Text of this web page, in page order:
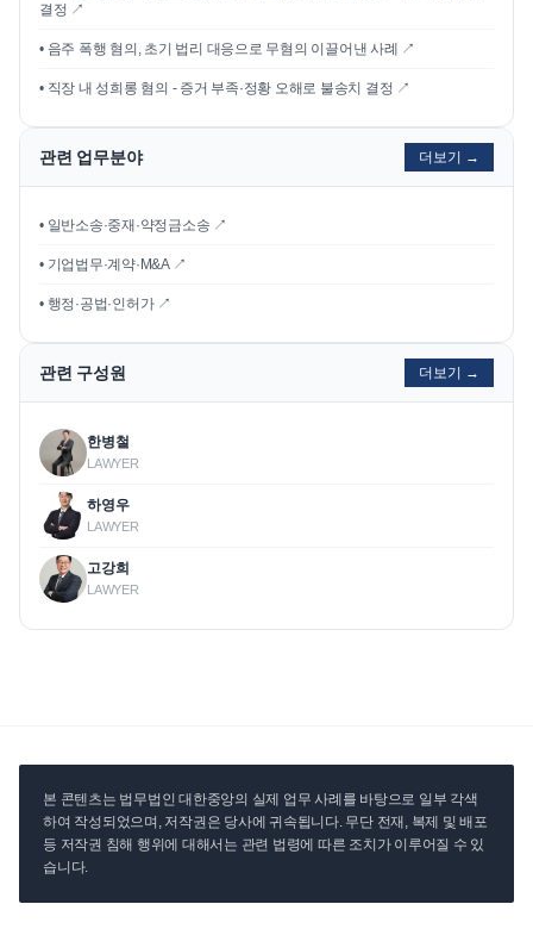
결정 ↗
• 음주 폭행 혐의, 초기 법리 대응으로 무혐의 이끌어낸 사례 ↗
• 직장 내 성희롱 혐의 - 증거 부족·정황 오해로 불송치 결정 ↗
관련 업무분야 더보기 →
• 일반소송·중재·약정금소송 ↗
• 기업법무·계약·M&A ↗
• 행정·공법·인허가 ↗
관련 구성원 더보기 →
한병철
LAWYER
하영우
LAWYER
고강희
LAWYER
본 콘텐츠는 법무법인 대한중앙의 실제 업무 사례를 바탕으로 일부 각색
하여 작성되었으며, 저작권은 당사에 귀속됩니다. 무단 전재, 복제 및 배포
등 저작권 침해 행위에 대해서는 관련 법령에 따른 조치가 이루어질 수 있
습니다.